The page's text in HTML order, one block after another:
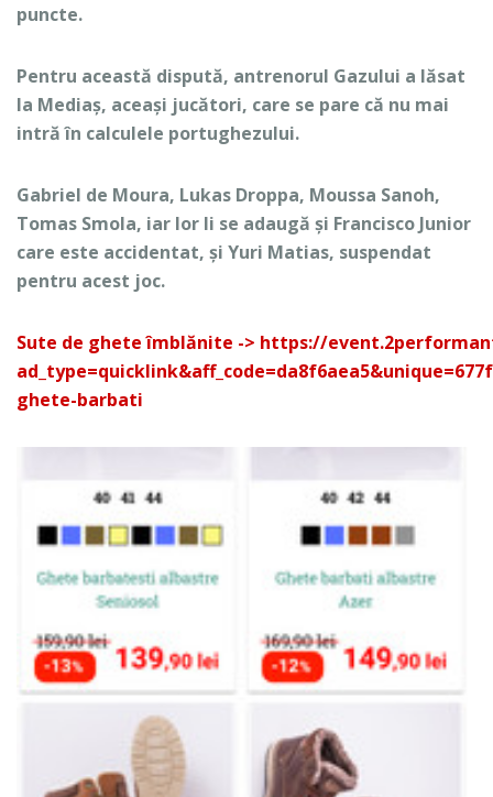
puncte.
Pentru această dispută, antrenorul Gazului a lăsat
la Mediaș, aceași jucători, care se pare că nu mai
intră în calculele portughezului.
Gabriel de Moura, Lukas Droppa, Moussa Sanoh,
Tomas Smola, iar lor li se adaugă și Francisco Junior
care este accidentat, și Yuri Matias, suspendat
pentru acest joc.
Sute de ghete îmblănite -> https://
ghete-barbati